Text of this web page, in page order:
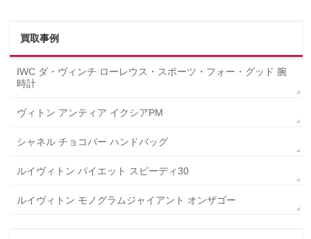
買取事例
IWC ダ・ヴィンチ ローレウス・スポーツ・フォー・グッド 腕
時計
ヴィトン アンティア イクシアPM
シャネル チョコバー ハンドバッグ
ルイヴィトン パイエット スピーディ30
ルイヴィトン モノグラムジャイアント オンザゴー